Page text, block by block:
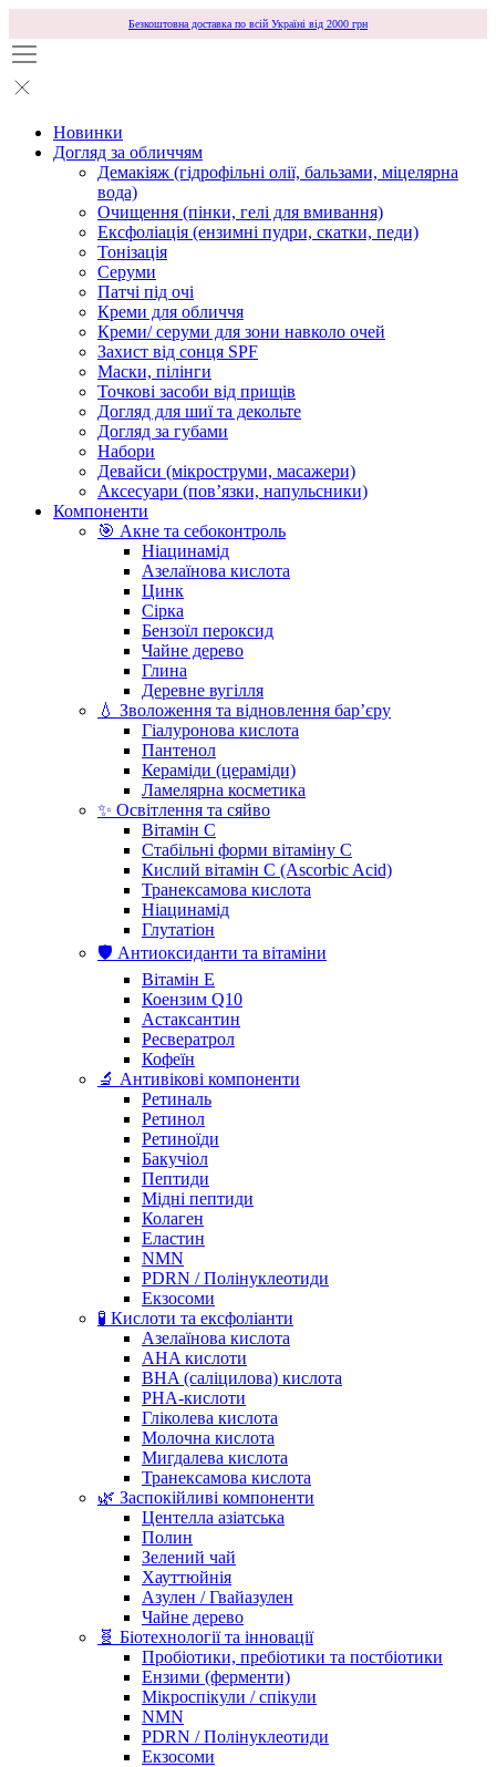
Безкоштовна доставка по всій Україні від 2000 грн
Новинки
Догляд за обличчям
Демакіяж (гідрофільні олії, бальзами, міцелярна
вода)
Очищення (пінки, гелі для вмивання)
Ексфоліація (ензимні пудри, скатки, педи)
Тонізація
Серуми
Патчі під очі
Креми для обличчя
Креми/ серуми для зони навколо очей
Захист від сонця SPF
Маски, пілінги
Точкові засоби від прищів
Догляд для шиї та декольте
Догляд за губами
Набори
Девайси (мікроструми, масажери)
Аксесуари (повʼязки, напульсники)
Компоненти
🎯 Акне та себоконтроль
Ніацинамід
Азелаїнова кислота
Цинк
Сірка
Бензоїл пероксид
Чайне дерево
Глина
Деревне вугілля
💧 Зволоження та відновлення бар’єру
Гіалуронова кислота
Пантенол
Кераміди (цераміди)
Ламелярна косметика
✨ Освітлення та сяйво
Вітамін С
Стабільні форми вітаміну С
Кислий вітамін С (Ascorbic Acid)
Транексамова кислота
Ніацинамід
Глутатіон
🛡️ Антиоксиданти та вітаміни
Вітамін Е
Коензим Q10
Астаксантин
Ресвератрол
Кофеїн
🔬 Антивікові компоненти
Ретиналь
Ретинол
Ретиноїди
Бакучіол
Пептиди
Мідні пептиди
Колаген
Еластин
NMN
PDRN / Полінуклеотиди
Екзосоми
🧪 Кислоти та ексфоліанти
Азелаїнова кислота
AHA кислоти
BHA (саліцилова) кислота
PHA-кислоти
Гліколева кислота
Молочна кислота
Мигдалева кислота
Транексамова кислота
🌿 Заспокійливі компоненти
Центелла азіатська
Полин
Зелений чай
Хауттюйнія
Азулен / Гвайазулен
Чайне дерево
🧬 Біотехнології та інновації
Пробіотики, пребіотики та постбіотики
Ензими (ферменти)
Мікроспікули / спікули
NMN
PDRN / Полінуклеотиди
Екзосоми